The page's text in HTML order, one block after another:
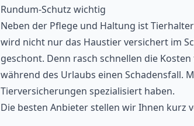
Rundum-Schutz wichtig
Neben der Pflege und Haltung ist
wird nicht nur das Haustier versichert im
geschont. Denn rasch schnellen die
während des Urlaubs einen Schadensfall.
Tierversicherungen spezialisiert haben.
Die besten Anbieter stellen wir Ihnen kurz